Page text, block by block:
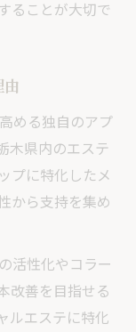
ることが大切で
める独自のアプ
木県内のエステ
プに特化したメ
から支持を集め
活性化やコラー
改善を目指せる
ルエステに特化